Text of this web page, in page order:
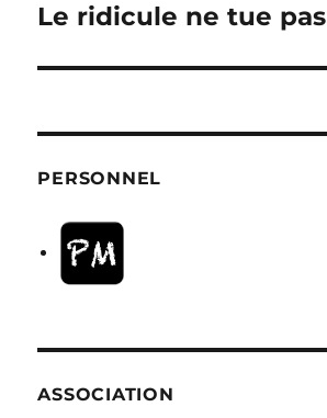
Publication
Le ridicule ne tue pas
PERSONNEL
ASSOCIATION